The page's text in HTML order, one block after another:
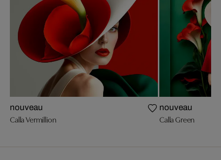
nouveau
Calla Vermillion
nouveau
Calla Green